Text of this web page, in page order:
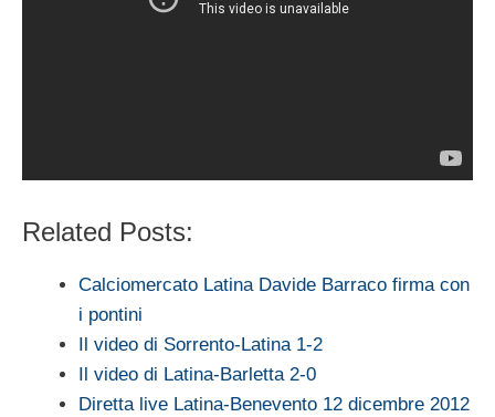
Related Posts:
Calciomercato Latina Davide Barraco firma con
i pontini
Il video di Sorrento-Latina 1-2
Il video di Latina-Barletta 2-0
Diretta live Latina-Benevento 12 dicembre 2012